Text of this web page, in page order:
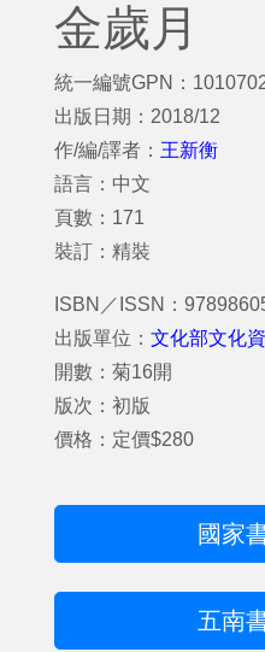
金歲月
統一編號GPN：
出版日期：2018/12
作/編/譯者： 王新衡
語言：中文
頁數：171
裝訂：精裝
ISBN／ISSN：
出版單位： 文化部文化
開數：菊16開
版次：初版
價格：定價$280
國家
五南